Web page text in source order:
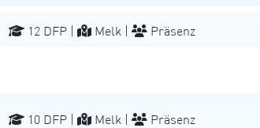
12 DFP | Melk | Präsenz
10 DFP | Melk | Präsenz